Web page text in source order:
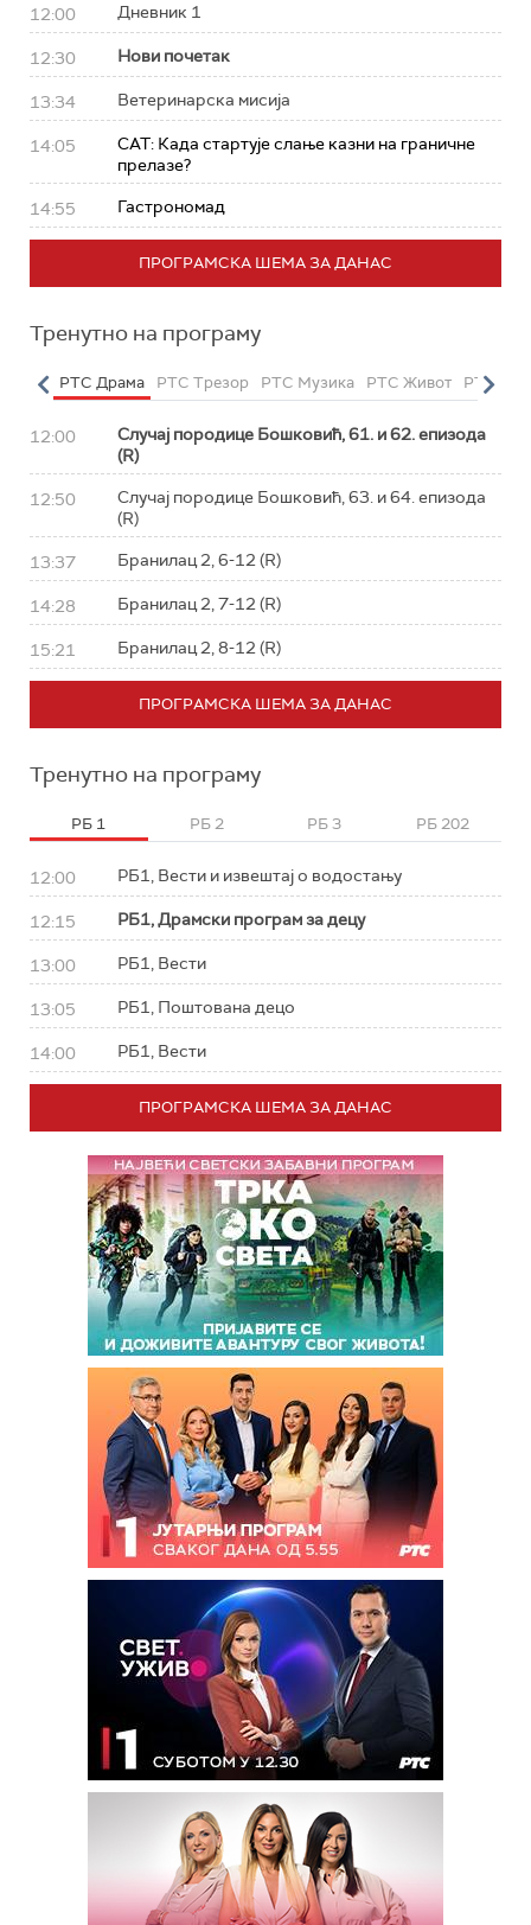
12:00 Дневник 1
12:30 Нови почетак
13:34 Ветеринарска мисија
14:05
САТ: Када стартује слање казни на граничне
прелазе?
14:55 Гастрономад
ПРОГРАМСКА ШЕМА ЗА ДАНАС
Тренутно на програму
РТС Драма РТС Трезор РТС Музика РТС Живот РТС
12:00
Случај породице Бошковић, 61. и 62. епизода
(R)
12:50
Случај породице Бошковић, 63. и 64. епизода
(R)
13:37 Бранилац 2, 6-12 (R)
14:28 Бранилац 2, 7-12 (R)
15:21 Бранилац 2, 8-12 (R)
ПРОГРАМСКА ШЕМА ЗА ДАНАС
Тренутно на програму
РБ 1 РБ 2 РБ 3 РБ 202
12:00 РБ1, Вести и извештај о водостању
12:15 РБ1, Драмски програм за децу
13:00 РБ1, Вести
13:05 РБ1, Поштована децо
14:00 РБ1, Вести
ПРОГРАМСКА ШЕМА ЗА ДАНАС